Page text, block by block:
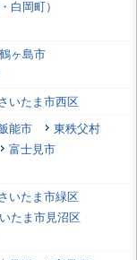
白岡町）
鶴ヶ島市
いたま市西区
能市
東秩父村
富士見市
いたま市緑区
たま市見沼区